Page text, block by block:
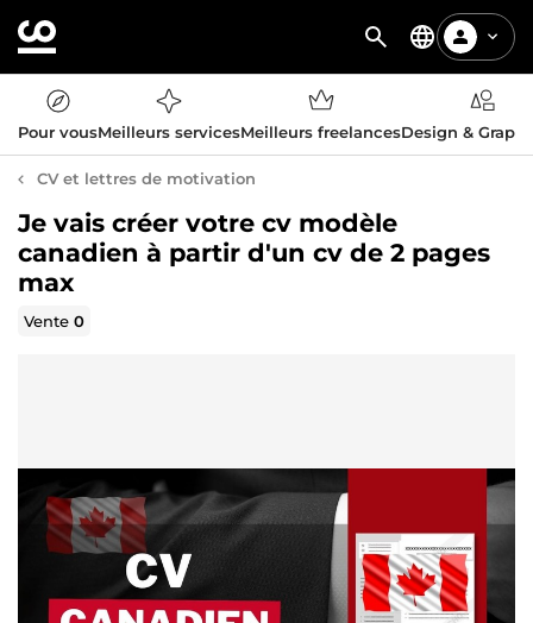
Pour vousMeilleurs servicesMeilleurs freelancesDesign &
CV et lettres de motivation
Je vais créer votre cv modèle
canadien à partir d'un cv de 2 pages
max
Vente0